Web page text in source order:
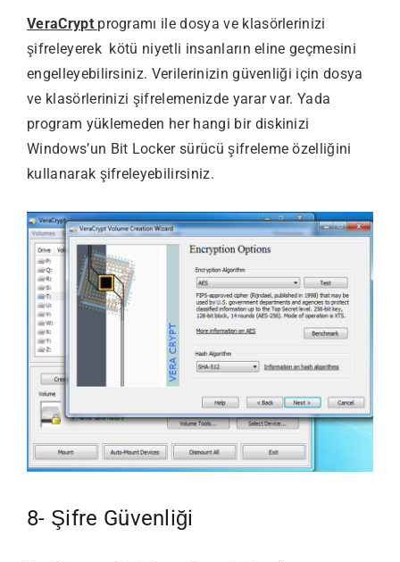
VeraCrypt programı ile dosya ve klasörlerinizi
şifreleyerek kötü niyetli insanların eline geçmesini
engelleyebilirsiniz. Verilerinizin güvenliği için dosya
ve klasörlerinizi şifrelemenizde yarar var. Yada
program yüklemeden her hangi bir diskinizi
Windows’un Bit Locker sürücü şifreleme özelliğini
kullanarak şifreleyebilirsiniz.
8- Şifre Güvenliği